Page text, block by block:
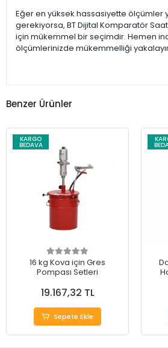
Eğer en yüksek hassasiyette ölçümler
gerekiyorsa, BT Dijital Komparatör
için mükemmel bir seçimdir. Hemen
ölçümlerinizde mükemmelliği
Benzer Ürünler
KARGO
BEDAVA
16 kg Kova için Gres
Pompası Setleri
19.167,32 TL
Sepete Ekle